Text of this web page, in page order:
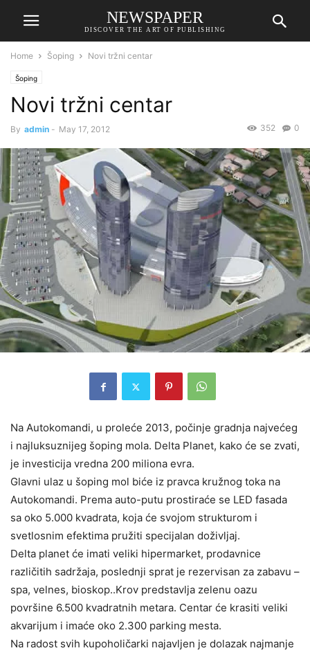
NEWSPAPER
DISCOVER THE ART OF PUBLISHING
Home Šoping Novi tržni centar
Šoping
Novi tržni centar
By admin - May 17, 2012 0
352
Na Autokomandi, u proleće 2013, počinje gradnja najvećeg
i najluksuznijeg šoping mola. Delta Planet, kako će se zvati,
je investicija vredna 200 miliona evra.
Glavni ulaz u šoping mol biće iz pravca kružnog toka na
Autokomandi. Prema auto-putu prostiraće se LED fasada
sa oko 5.000 kvadrata, koja će svojom strukturom i
svetlosnim efektima pružiti specijalan doživljaj.
Delta planet će imati veliki hipermarket, prodavnice
različitih sadržaja, poslednji sprat je rezervisan za zabavu –
spa, velnes, bioskop..Krov predstavlja zelenu oazu
površine 6.500 kvadratnih metara. Centar će krasiti veliki
akvarijum i imaće oko 2.300 parking mesta.
Na radost svih kupoholičarki najavljen je dolazak najmanje